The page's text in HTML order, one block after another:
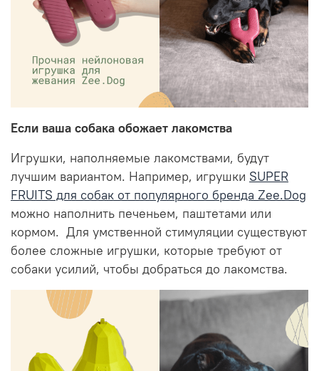
Если ваша собака обожает лакомства
Игрушки, наполняемые лакомствами, будут
лучшим вариантом. Например, игрушки SUPER
FRUITS для собак от популярного бренда Zee.Dog
можно наполнить печеньем, паштетами или
кормом. Для умственной стимуляции существуют
более сложные игрушки, которые требуют от
собаки усилий, чтобы добраться до лакомства.